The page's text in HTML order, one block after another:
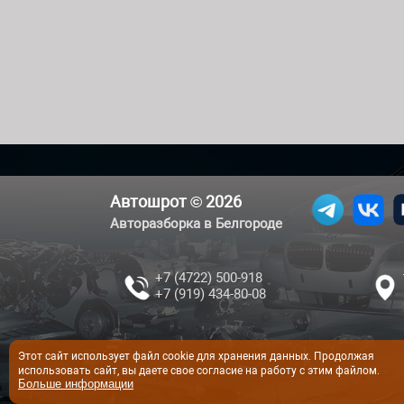
Автошрот © 2026
Авторазборка в Белгороде
+7 (4722) 500-918
+7 (919) 434-80-08
Этот сайт использует файл cookie для хранения данных. Продолжая
использовать сайт, вы даете свое согласие на работу с этим файлом.
Больше информации